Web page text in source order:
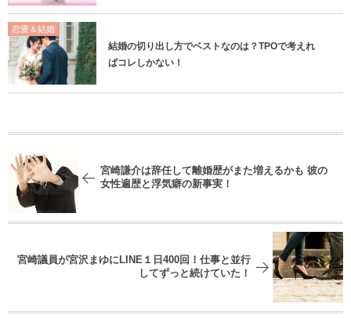
恋愛＆結婚
結婚の切り出し方でベストなのは？TPOで考えれ
ばコレしかない！
宮崎謙介は辞任して離婚歴がまた増えるかも 彼の
女性遍歴と浮気癖の新事実！
宮崎議員が宮沢まゆにLINE１日400回！仕事と並行
してずっと続けていた！